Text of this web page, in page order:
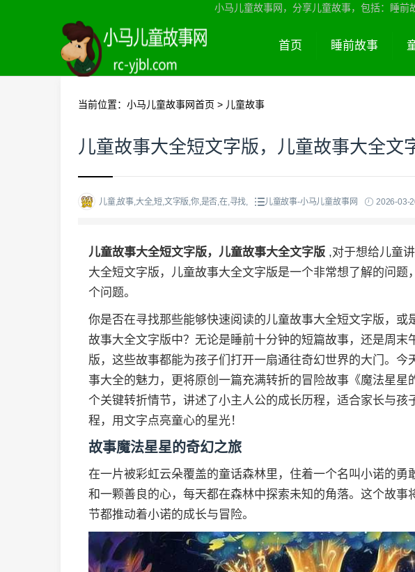
小马儿童故事网，分享儿童故事，包括：睡前
首页 睡前故事
当前位置： 小马儿童故事网首页 > 儿童故事
儿童故事大全短文字版，儿童故事大全文
儿童,故事,大全,短,文字版,你,是否,在,寻找, 儿童故事-小马儿童故事网 2026-03-
儿童故事大全短文字版，儿童故事大全文字版 ,对于想给儿童
大全短文字版，儿童故事大全文字版是一个非常想了解的问题
个问题。
你是否在寻找那些能够快速阅读的儿童故事大全短文字版，或
故事大全文字版中？无论是睡前十分钟的短篇故事，还是周末
版，这些故事都能为孩子们打开一扇通往奇幻世界的大门。今
事大全的魅力，更将原创一篇充满转折的冒险故事《魔法星星
个关键转折情节，讲述了小主人公的成长历程，适合家长与孩
程，用文字点亮童心的星光！
故事魔法星星的奇幻之旅
在一片被彩虹云朵覆盖的童话森林里，住着一个名叫小诺的勇
和一颗善良的心，每天都在森林中探索未知的角落。这个故事
节都推动着小诺的成长与冒险。